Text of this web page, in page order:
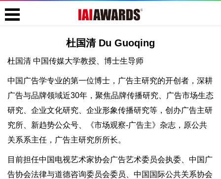
杜国清 Du Guoqing
杜国清 中国传媒大学教授、博士生导师
中国广告学专业的第一位博士，广告主研究的开创者，深耕
广告与品牌领域近30年，聚焦品牌传播研究、广告市场生态
研究、企业文化研究、企业形象传播研究等，创办广告主研
究所、新趋势公众号、《市场观察-广告主》杂志，原公共
关系系主任，广告主研究所所长。
目前担任中国电视艺术家协会广告艺术委员会执委、中国广
告协会法律与道德咨询委员会委员、中国国际公共关系协会